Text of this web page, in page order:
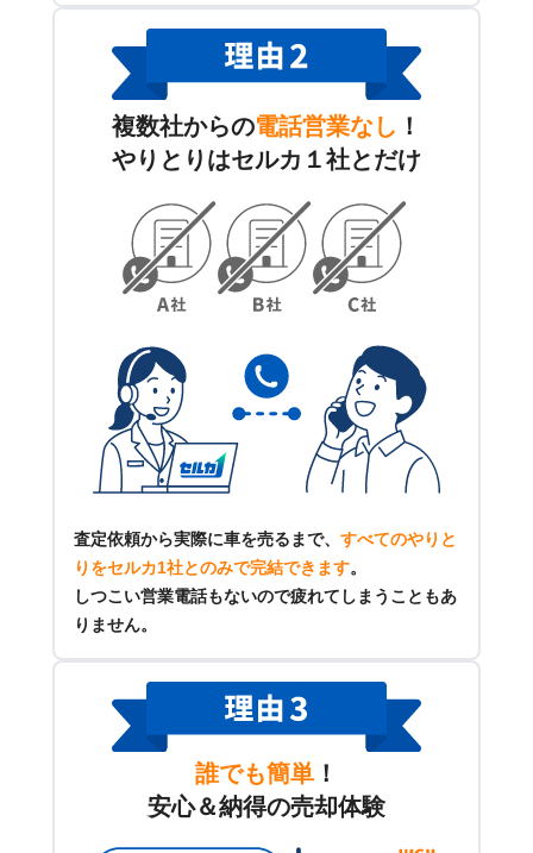
複数社からの電話営業なし ！
やりとりはセルカ１社とだけ
査定依頼から実際に車を売るまで、 すべてのやりと
りをセルカ1社とのみで完結できます。
しつこい営業電話もないので疲れてしまうこともあ
りません。
誰でも簡単 ！
安心＆納得の売却体験